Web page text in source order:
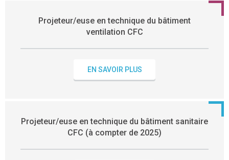
Projeteur/euse en technique du bâtiment
ventilation CFC
EN SAVOIR PLUS
Projeteur/euse en technique du bâtiment sanitaire
CFC (à compter de 2025)